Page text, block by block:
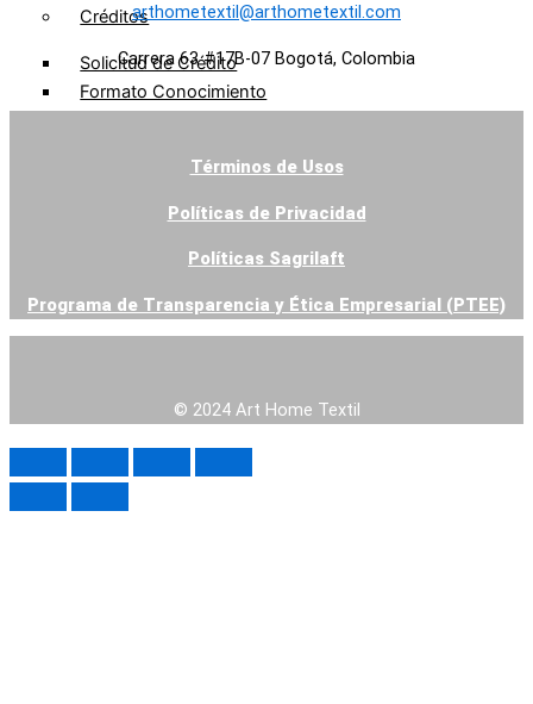
Créditos
Solicitud de Crédito
Formato Conocimiento
Zona Clientes
arthometextil@arthometextil.com
Carrera 63 #17B-07 Bogotá, Colombia
Términos de Usos
Políticas de Privacidad
Políticas Sagrilaft
Programa de Transparencia y Ética Empresarial (PTEE)
© 2024 Art Home Textil